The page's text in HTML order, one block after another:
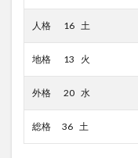
人格 16 土
地格 13 火
外格 20 水
総格 36 土